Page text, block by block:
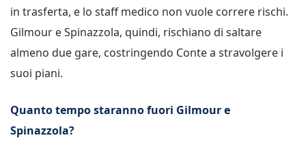
in trasferta, e lo staff medico non vuole correre rischi.
Gilmour e Spinazzola, quindi, rischiano di saltare
almeno due gare, costringendo Conte a stravolgere i
suoi piani.
Quanto tempo staranno fuori Gilmour e
Spinazzola?